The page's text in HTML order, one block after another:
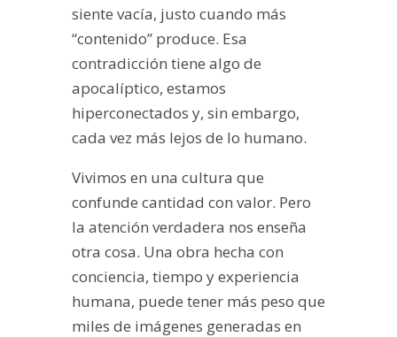
siente vacía, justo cuando más
“contenido” produce. Esa
contradicción tiene algo de
apocalíptico, estamos
hiperconectados y, sin embargo,
cada vez más lejos de lo humano.
Vivimos en una cultura que
confunde cantidad con valor. Pero
la atención verdadera nos enseña
otra cosa. Una obra hecha con
conciencia, tiempo y experiencia
humana, puede tener más peso que
miles de imágenes generadas en